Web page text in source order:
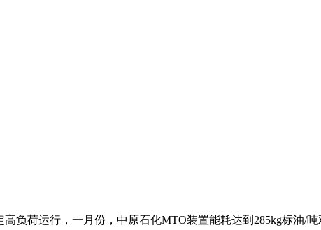
荷运行，一月份，中原石化MTO装置能耗达到285kg标油/吨